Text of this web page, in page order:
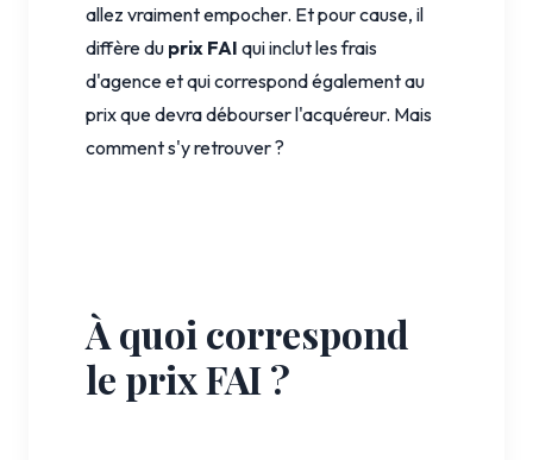
allez vraiment empocher. Et pour cause, il
diffère du prix FAI qui inclut les frais
d'agence et qui correspond également au
prix que devra débourser l'acquéreur. Mais
comment s'y retrouver ?
À quoi correspond
le prix FAI ?